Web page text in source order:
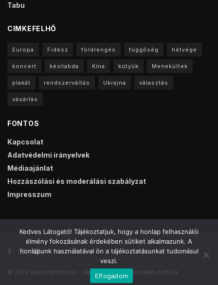
Tabu
CIMKEFELHŐ
Europa Fidesz földrengés függőség hétvége
koncert kézilabda Kína kütyük Menekültek
plakát rendszerváltás Ukrajna választás
vásárlás
FONTOS
Kapcsolat
Adatvédelmi irányelvek
Médiaajánlat
Hozzászólási és moderálási szabályzat
Impresszum
© 2023 VeszprémKukac - Veszprém online közéleti portálja
Kedves Látogató! Tájékoztatjuk, hogy a honlap felhasználói
élmény fokozásának érdekében sütiket alkalmazunk. A
honlapunk használatával ön a tájékoztatásunkat tudomásul
veszi.
Elfogadom